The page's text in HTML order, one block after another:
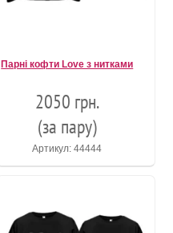
Парні кофти Love з нитками
2050 грн.
(за пару)
Артикул: 44444